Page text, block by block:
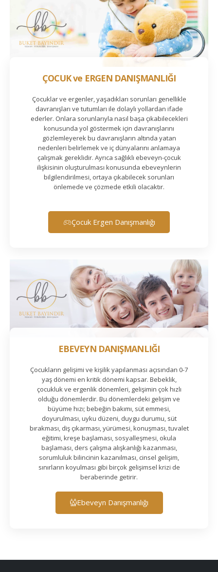
ÇOCUK ve ERGEN DANIŞMANLIĞI
Çocuklar ve ergenler, yaşadıkları sorunları genellikle
davranışları ve tutumları ile dolaylı yollardan ifade
ederler. Onlara sorunlarıyla nasıl başa çıkabilecekleri
konusunda yol göstermek için davranışlarını
gözlemleyerek bu davranışların altında yatan
nedenleri belirlemek ve iç dünyalarını anlamaya
çalışmak gereklidir. Ayrıca sağlıklı ebeveyn-çocuk
ilişkisinin oluşturulması konusunda ebeveynlerin
bilgilendirilmesi, ortaya çıkabilecek sorunları
önlemede ve çözmede etkili olacaktır.
Çocuk Ergen Danışmanlığı
EBEVEYN DANIŞMANLIĞI
Çocukların gelişimi ve kişilik yapılanması açısından 0-7
yaş dönemi en kritik dönemi kapsar. Bebeklik,
çocukluk ve ergenlik dönemleri, gelişimin çok hızlı
olduğu dönemlerdir. Bu dönemlerdeki gelişim ve
büyüme hızı; bebeğin bakımı, süt emmesi,
doyurulması, uyku düzeni, duygu durumu, süt
bırakması, diş çıkarması, yürümesi, konuşması, tuvalet
eğitimi, kreşe başlaması, sosyalleşmesi, okula
başlaması, ders çalışma alışkanlığı kazanması,
sorumluluk bilincinin kazanılması, cinsel gelişim,
sınırların koyulması gibi birçok gelişimsel krizi de
beraberinde getirir.
Ebeveyn Danışmanlığı